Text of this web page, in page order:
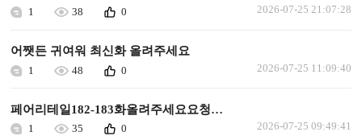
1 38 0 2026-07-25 21:07:28
어쨋든 귀여워 최신화 올려주세요
1 48 0 2026-07-25 11:09:40
페어리테일182-183화올려주세요요청합니다
1 35 0 2026-07-25 09:49:41